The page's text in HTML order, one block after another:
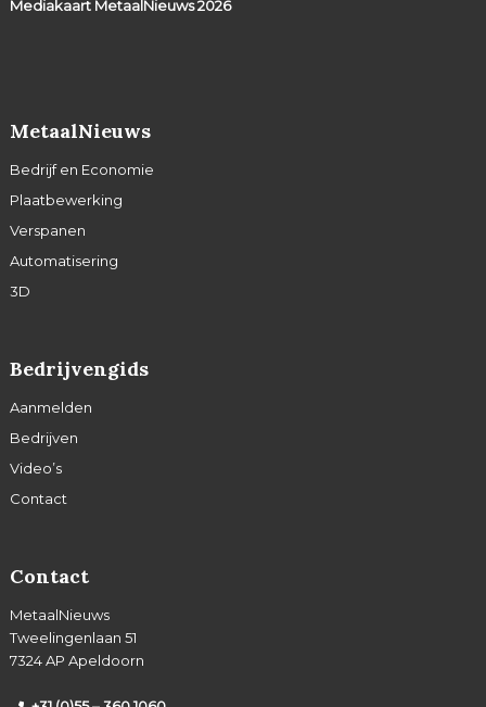
Mediakaart MetaalNieuws2026
MetaalNieuws
Bedrijf en Economie
Plaatbewerking
Verspanen
Automatisering
3D
Bedrijvengids
Aanmelden
Bedrijven
Video’s
Contact
Contact
MetaalNieuws
Tweelingenlaan 51
7324 AP Apeldoorn